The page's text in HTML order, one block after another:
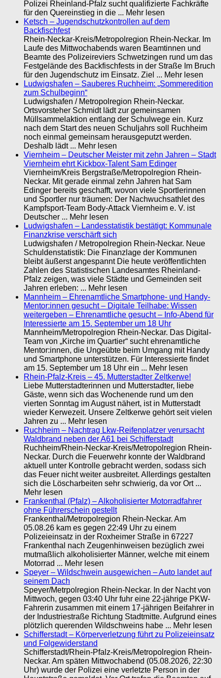
Polizei Rheinland-Pfalz sucht qualifizierte Fachkräfte
für den Quereinstieg in die ... Mehr lesen
Ketsch – Jugendschutzkontrollen auf dem
Backfischfest
Rhein-Neckar-Kreis/Metropolregion Rhein-Neckar. Im
Laufe des Mittwochabends waren Beamtinnen und
Beamte des Polizeireviers Schwetzingen rund um das
Festgelände des Backfischfests in der Straße Im Bruch
für den Jugendschutz im Einsatz. Ziel ... Mehr lesen
Ludwigshafen – Sauberes Ruchheim: „Sommeredition
zum Schulbeginn“
Ludwigshafen / Metropolregion Rhein-Neckar.
Ortsvorsteher Schmidt lädt zur gemeinsamen
Müllsammelaktion entlang der Schulwege ein. Kurz
nach dem Start des neuen Schuljahrs soll Ruchheim
noch einmal gemeinsam herausgeputzt werden.
Deshalb lädt ... Mehr lesen
Viernheim – Deutscher Meister mit zehn Jahren – Stadt
Viernheim ehrt Kickbox-Talent Sam Edinger
Viernheim/Kreis Bergstraße/Metropolregion Rhein-
Neckar. Mit gerade einmal zehn Jahren hat Sam
Edinger bereits geschafft, wovon viele Sportlerinnen
und Sportler nur träumen: Der Nachwuchsathlet des
Kampfsport-Team Body-Attack Viernheim e. V. ist
Deutscher ... Mehr lesen
Ludwigshafen – Landesstatistik bestätigt: Kommunale
Finanzkrise verschärft sich
Ludwigshafen / Metropolregion Rhein-Neckar. Neue
Schuldenstatistik: Die Finanzlage der Kommunen
bleibt äußerst angespannt Die heute veröffentlichten
Zahlen des Statistischen Landesamtes Rheinland-
Pfalz zeigen, was viele Städte und Gemeinden seit
Jahren erleben: ... Mehr lesen
Mannheim – Ehrenamtliche Smartphone- und Handy-
Mentor:innen gesucht – Digitale Teilhabe: Wissen
weitergeben – Ehrenamtliche gesucht – Info-Abend für
Interessierte am 15. September um 18 Uhr
Mannheim/Metropolregion Rhein-Neckar. Das Digital-
Team von „Kirche im Quartier“ sucht ehrenamtliche
Mentor:innen, die Ungeübte beim Umgang mit Handy
und Smartphone unterstützen. Für Interessierte findet
am 15. September um 18 Uhr ein ... Mehr lesen
Rhein-Pfalz-Kreis – 45. Mutterstadter Zeltkerwe!
Liebe Mutterstadterinnen und Mutterstadter, liebe
Gäste, wenn sich das Wochenende rund um den
vierten Sonntag im August nähert, ist in Mutterstadt
wieder Kerwezeit. Unsere Zeltkerwe gehört seit vielen
Jahren zu ... Mehr lesen
Ruchheim – Nachtrag Lkw-Reifenplatzer verursacht
Waldbrand neben der A61 bei Schifferstadt
Ruchheim/Rhein-Neckar-Kreis/Metropolregion Rhein-
Neckar. Durch die Feuerwehr konnte der Waldbrand
aktuell unter Kontrolle gebracht werden, sodass sich
das Feuer nicht weiter ausbreitet. Allerdings gestalten
sich die Löscharbeiten sehr schwierig, da vor Ort ...
Mehr lesen
Frankenthal (Pfalz) – Alkoholisierter Motorradfahrer
ohne Führerschein gestellt
Frankenthal/Metropolregion Rhein-Neckar. Am
05.08.26 kam es gegen 22:49 Uhr zu einem
Polizeieinsatz in der Roxheimer Straße in 67227
Frankenthal nach Zeugenhinweisen bezüglich zwei
mutmaßlich alkoholisierter Männer, welche mit einem
Motorrad ... Mehr lesen
Speyer – Wildschwein ausgewichen – Auto landet auf
seinem Dach
Speyer/Metrpolregion Rhein-Neckar. In der Nacht von
Mittwoch, gegen 03:40 Uhr fuhr eine 22-jährige PKW-
Fahrerin zusammen mit einem 17-jährigen Beifahrer in
der Industriestraße Richtung Stadtmitte. Aufgrund eines
plötzlich querenden Wildschweins habe ... Mehr lesen
Schifferstadt – Körperverletzung führt zu Polizeieinsatz
und Folgewiderstand
Schifferstadt/Rhein-Pfalz-Kreis/Metropolregion Rhein-
Neckar. Am späten Mittwochabend (05.08.2026, 22:30
Uhr) wurde der Polizei eine verletzte Person in der